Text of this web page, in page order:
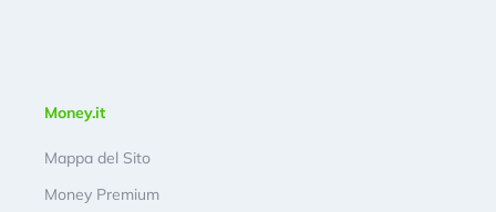
Money.it
Mappa del Sito
Money Premium